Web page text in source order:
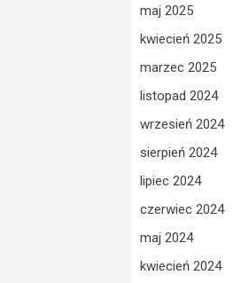
maj 2025
kwiecień 2025
marzec 2025
listopad 2024
wrzesień 2024
sierpień 2024
lipiec 2024
czerwiec 2024
maj 2024
kwiecień 2024